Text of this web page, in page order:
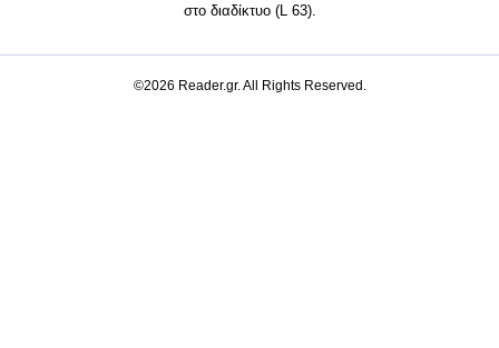
στο διαδίκτυο (L 63).
©2026 Reader.gr. All Rights Reserved.